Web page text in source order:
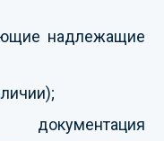
надлежащие